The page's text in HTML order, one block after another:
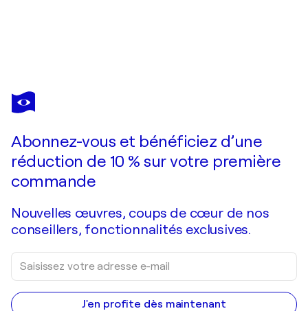
ROBERT TILLBERG
Black, White, & A Touch Of Blue
Abonnez-vous et bénéficiez d’une
réduction de 10 % sur votre première
commande
Nouvelles œuvres, coups de cœur de nos
conseillers, fonctionnalités exclusives.
J'en profite dès maintenant